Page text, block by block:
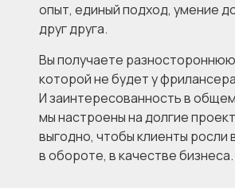
Вы получаете разностороннюю
которой не будет у
И заинтересованность в
мы настроены на долгие
выгодно, чтобы клиенты росли
в обороте, в качестве бизнеса.
опыт, единый подход, умение
друг друга.